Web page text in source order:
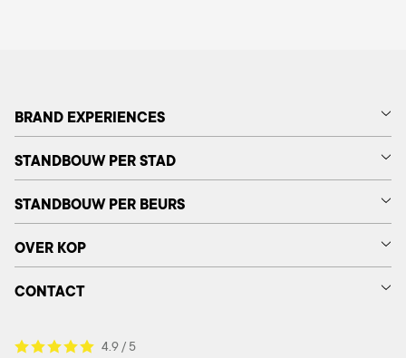
BRAND EXPERIENCES
STANDBOUW PER STAD
STANDBOUW PER BEURS
OVER KOP
CONTACT
4.9 / 5